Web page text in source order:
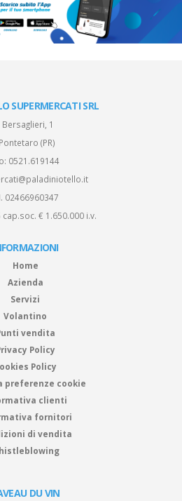
SUPERMERCATI SRL
1
(PR)
0521.619144
02466960347
cap.soc. € 1.650.000 i.v.
Home
Azienda
Servizi
Volantino
vendita
Policy
Policy
preferenze cookie
clienti
fornitori
di vendita
DU VIN